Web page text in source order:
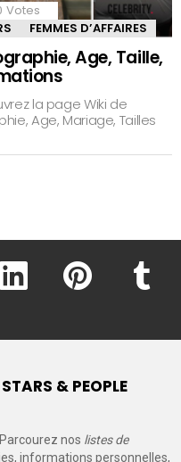
Votes
FEMMES D’AFFAIRES
Age, Taille,
la page Wiki de
Age, Mariage, Tailles
linkedin pinterest
& PEOPLE
nos listes de
informations personnelles,